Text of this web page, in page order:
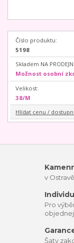
Číslo produktu:
5198
Skladem NA
Možnost osobní
Velikost:
38/M
Hlídat cenu /
v
Pro
Šaty